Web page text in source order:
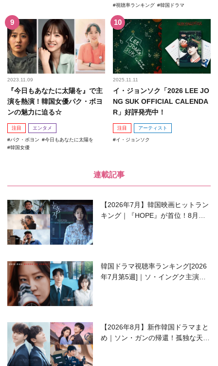
視聴率ランキング 韓国ドラマ
2023.11.09
『今日もあなたに太陽を』で主
演を熱演！韓国女優パク・ボヨ
ンの魅力に迫る☆
注目 エンタメ
パク・ボヨン
今日もあなたに太陽を
韓国女優
2025.11.11
イ・ジョンソク「2026 LEE JO
NG SUK OFFICIAL CALENDA
R」好評発売中！
注目 アーティスト
イ・ジョンソク
連載記事
【2026年7月】韓国映画ヒットラン
キング｜『HOPE』が首位！8月公
韓国ドラマ視聴率ランキング[2026
年7月第5週]｜ソ・イングク主演の
【2026年8月】新作韓国ドラマまと
め｜ソン・ガンの帰還！孤独な天才